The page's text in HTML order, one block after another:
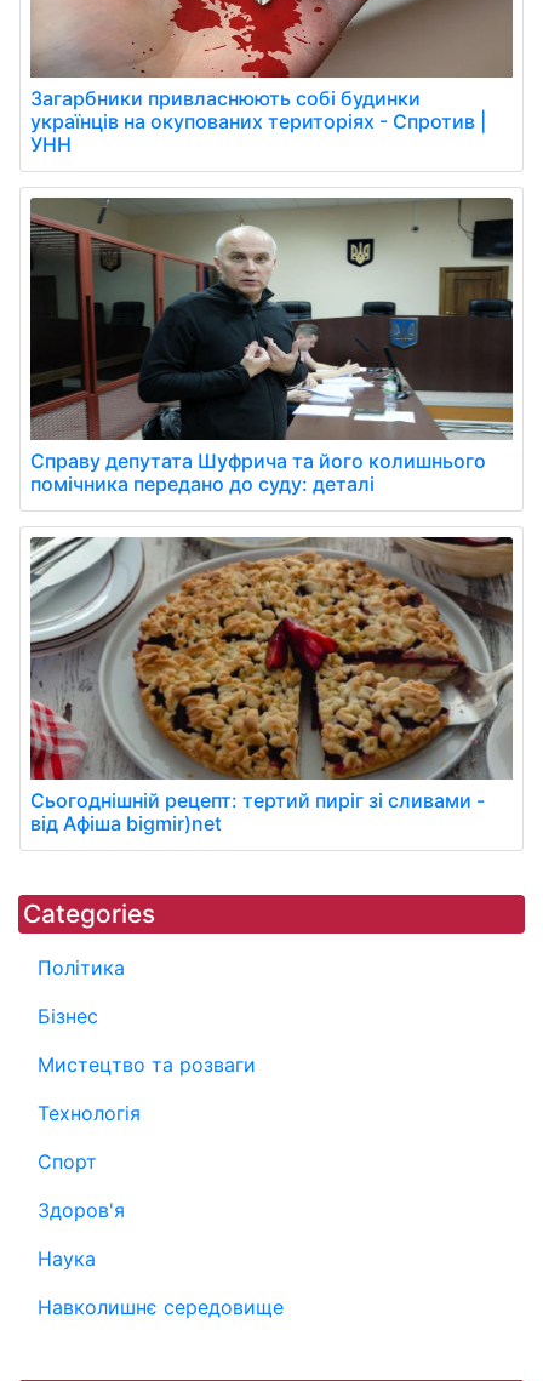
Загарбники привласнюють собі будинки
українців на окупованих територіях - Спротив |
УНН
Справу депутата Шуфрича та його колишнього
помічника передано до суду: деталі
Сьогоднішній рецепт: тертий пиріг зі сливами -
від Афіша bigmir)net
Categories
Політика
Бізнес
Мистецтво та розваги
Технологія
Спорт
Здоров'я
Наука
Навколишнє середовище